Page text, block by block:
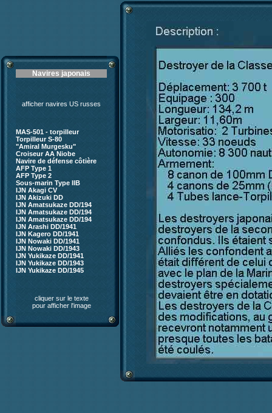
Navires japonais
afficher navires US russes
MAS-501 - torpilleur
Torpilleur S-80
"Amiral Murgesku"
Croiseur AA Niobe
Navire de défense côtière
AFP Type 1
AFP Type 2
Sous-marin Type IIB
IJN Akagi CV
IJN Akizuki DD
IJN Amatsukaze DD/194
IJN Amatsukaze DD/194
IJN Amatsukaze DD/194
IJN Arashi DD/1941
IJN Kagero DD/1941
IJN Nowaki DD/1941
IJN Nowaki DD/1943
IJN Yukikaze DD/1941
IJN Yukikaze DD/1943
IJN Yukikaze DD/1945
cliquer sur le texte
pour afficher l'image